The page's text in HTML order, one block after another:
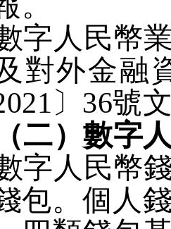
字人民幣
對外金融
〕 36號
（二）數字
字人民幣
包。個人